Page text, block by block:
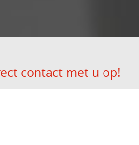
contact met u op!